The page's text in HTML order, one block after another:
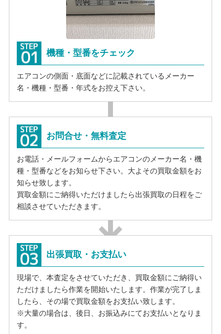
機種・型番をチェック
エアコンの側面・底面などに記載されているメーカー
名・機種・型番・年式をお控え下さい。
お問合せ・無料査定
お電話・メールフォームからエアコンのメーカー名・機
種・型番などをお知らせ下さい。大よその買取金額をお
知らせ致します。
買取金額にご納得いただけましたら出張買取の日程をご
相談させていただきます。
出張買取・お支払い
現場で、本査定をさせていただき、買取金額にご納得い
ただけましたら作業を開始いたします。作業が完了しま
したら、その場で買取金額をお支払い致します。
※大量の場合は、後日、お振込みにてお支払いとなりま
す。